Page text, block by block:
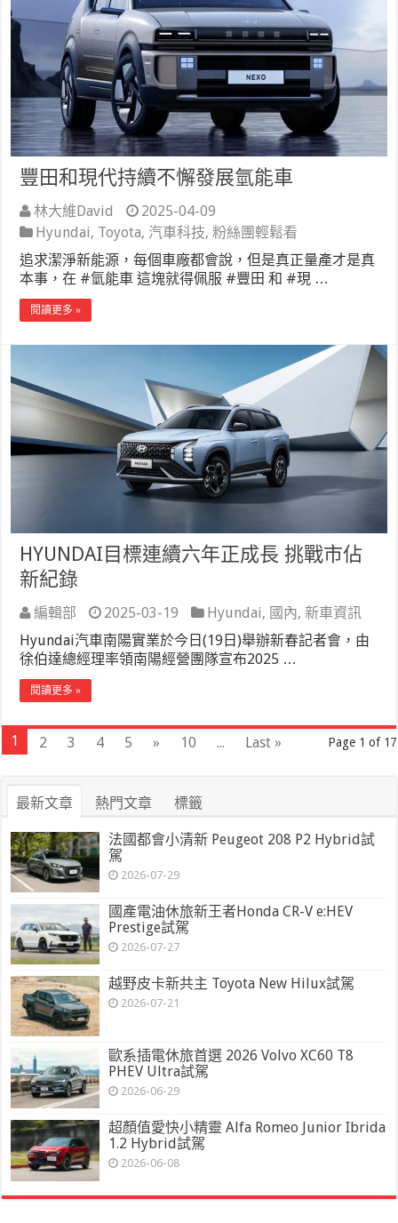
豐田和現代持續不懈發展氫能車
林大維David
2025-04-09
Hyundai, Toyota, 汽車科技,粉絲團輕鬆看
追求潔淨新能源，每個車廠都會說，但是真正量產才是真
本事，在 #氫能車 這塊就得佩服 #豐田 和 #現 …
閱讀更多 »
HYUNDAI目標連續六年正成長 挑戰市佔
新紀錄
編輯部 2025-03-19 Hyundai, 國內,新車資訊
Hyundai汽車南陽實業於今日(19日)舉辦新春記者會，由
徐伯達總經理率領南陽經營團隊宣布2025 …
閱讀更多 »
Page 1 of 17
1 2 3 4 5 » 10 ... Last »
最新文章 熱門文章 標籤
法國都會小清新 Peugeot 208 P2 Hybrid試
駕
2026-07-29
國產電油休旅新王者Honda CR-V e:HEV
Prestige試駕
2026-07-27
越野皮卡新共主 Toyota New Hilux試駕
2026-07-21
歐系插電休旅首選 2026 Volvo XC60 T8
PHEV Ultra試駕
2026-06-29
超顏值愛快小精靈 Alfa Romeo Junior Ibrida
1.2 Hybrid試駕
2026-06-08